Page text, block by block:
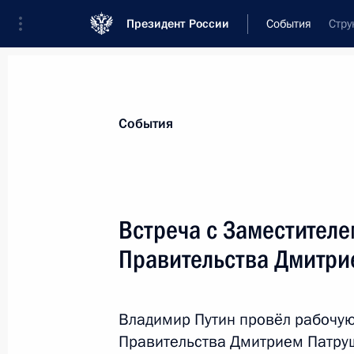
Президент России События
Новости
3 июня состоятся переговоры
События
Встреча с
Правительства
Владимир Путин провёл
Правительства Дмитрием